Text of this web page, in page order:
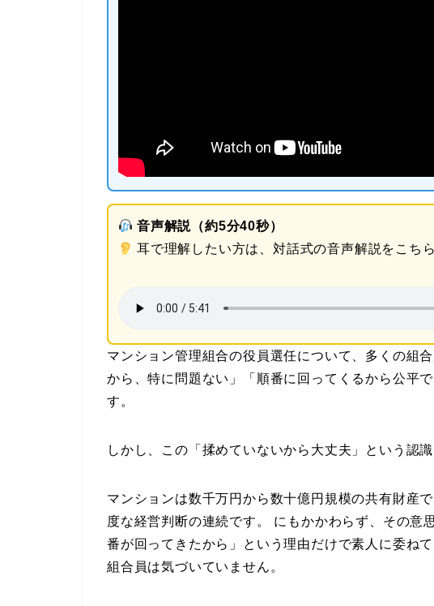
音声解説（約5分40秒）
耳で理解したい方は、対話式の音声解説をこち
マンション管理組合の役員選任について、多くの組
から、特に問題ない」「順番に回ってくるから公平
す。
しかし、この「揉めていないから大丈夫」という認
マンションは数千万円から数十億円規模の共有財産
度な経営判断の連続です。 にもかかわらず、その意
番が回ってきたから」という理由だけで素人に委
組合員は気づいていません。